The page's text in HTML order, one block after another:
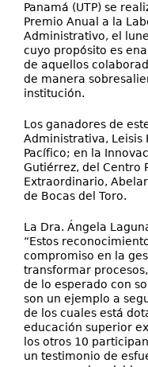
Panamá (UTP) se
Premio Anual a la
Administrativo, el
cuyo propósito es
de aquellos
de manera
institución.
Los ganadores de
Administrativa, Leisis
Pacífico; en la
Gutiérrez, del Centro
Extraordinario,
de Bocas del Toro.
La Dra. Ángela
“Estos
compromiso en la
transformar
de lo esperado con
son un ejemplo a
de los cuales está
educación superior
los otros 10
un testimonio de